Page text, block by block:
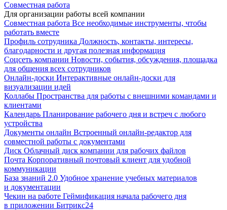
Совместная работа
Для организации работы всей компании
Совместная работа Все необходимые инструменты, чтобы
работать вместе
Профиль сотрудника Должность, контакты, интересы,
благодарности и другая полезная информация
Соцсеть компании Новости, события, обсуждения, площадка
для общения всех сотрудников
Онлайн-доски Интерактивные онлайн-доски для
визуализации идей
Коллабы Пространства для работы с внешними командами и
клиентами
Календарь Планирование рабочего дня и встреч с любого
устройства
Документы онлайн Встроенный онлайн-редактор для
совместной работы с документами
Диск Облачный диск компании для рабочих файлов
Почта Корпоративный почтовый клиент для удобной
коммуникации
База знаний 2.0 Удобное хранение учебных материалов
и документации
Чекин на работе Геймификация начала рабочего дня
в приложении Битрикс24